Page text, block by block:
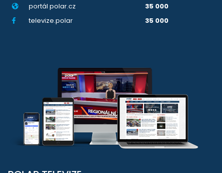
portál polar.cz
35 000
televize.polar
35 000